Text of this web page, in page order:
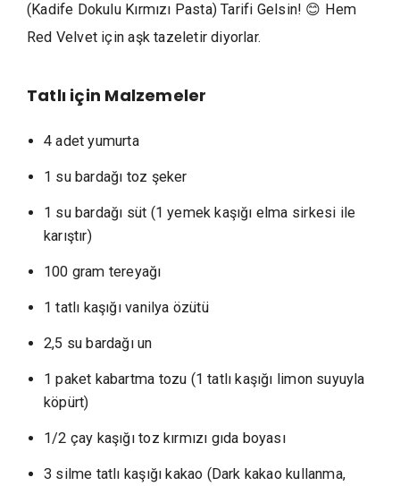
(Kadife Dokulu Kırmızı Pasta) Tarifi Gelsin! 😊 Hem
Red Velvet için aşk tazeletir diyorlar.
Tatlı için Malzemeler
4 adet yumurta
1 su bardağı toz şeker
1 su bardağı süt (1 yemek kaşığı elma sirkesi ile
karıştır)
100 gram tereyağı
1 tatlı kaşığı vanilya özütü
2,5 su bardağı un
1 paket kabartma tozu (1 tatlı kaşığı limon suyuyla
köpürt)
1/2 çay kaşığı toz kırmızı gıda boyası
3 silme tatlı kaşığı kakao (Dark kakao kullanma,